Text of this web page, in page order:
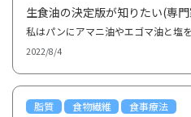
生食油の決定版が知りたい(専
2022/8/4
脂質 食物繊維
食事療法